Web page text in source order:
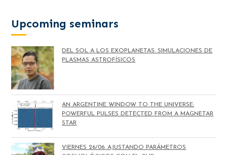
Upcoming seminars
DEL SOL A LOS EXOPLANETAS: SIMULACIONES DE
PLASMAS ASTROFÍSICOS
AN ARGENTINE WINDOW TO THE UNIVERSE:
POWERFUL PULSES DETECTED FROM A MAGNETAR
STAR
VIERNES 26/06: AJUSTANDO PARÁMETROS